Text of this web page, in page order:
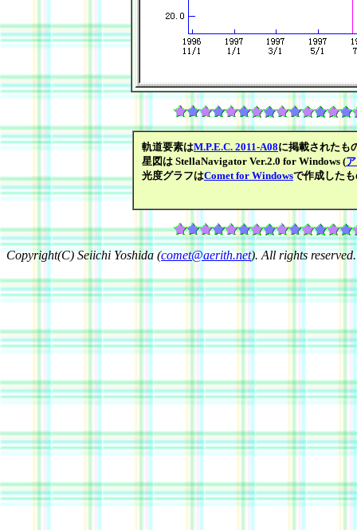
軌道要素はM.P.E.C. 2011-A08に掲載されたも
星図は StellaNavigator Ver.2.0 for Windows (
光度グラフはComet for Windowsで作成した
Copyright(C) Seiichi Yoshida (comet@aerith.net). All rights reserved.